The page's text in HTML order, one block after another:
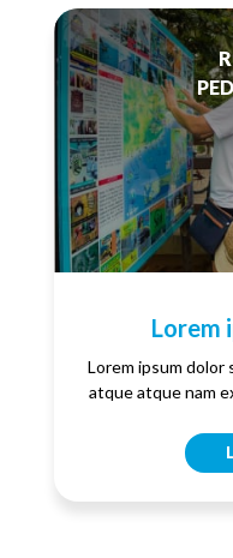
Lorem
Lorem ipsum
atque atque nam